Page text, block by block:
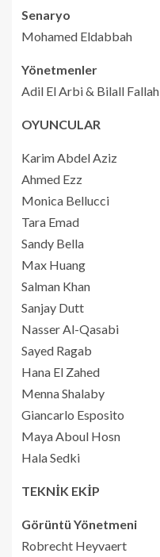
Senaryo
Mohamed Eldabbah
Yönetmenler
Adil El Arbi & Bilall Fallah
OYUNCULAR
Karim Abdel Aziz
Ahmed Ezz
Monica Bellucci
Tara Emad
Sandy Bella
Max Huang
Salman Khan
Sanjay Dutt
Nasser Al-Qasabi
Sayed Ragab
Hana El Zahed
Menna Shalaby
Giancarlo Esposito
Maya Aboul Hosn
Hala Sedki
TEKNİK EKİP
Görüntü Yönetmeni
Robrecht Heyvaert